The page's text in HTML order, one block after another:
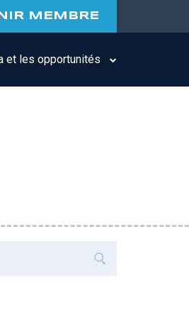
MEMBRE
et les opportunités